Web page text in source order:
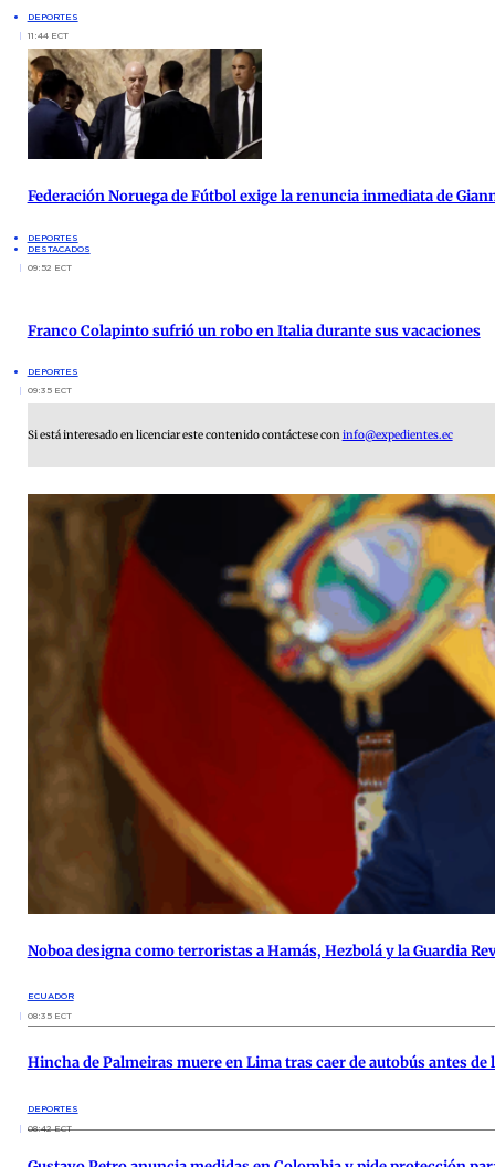
DEPORTES
11:44 ECT
Federación Noruega de Fútbol exige la renuncia inmediata de
DEPORTES
DESTACADOS
09:52 ECT
Franco Colapinto sufrió un robo en Italia durante sus vacaciones
DEPORTES
09:35 ECT
Si está interesado en licenciar este contenido contáctese coninfo@expedientes.ec
Noboa designa como terroristas a Hamás, Hezbolá y la Guardia
ECUADOR
08:35 ECT
Hincha de Palmeiras muere en Lima tras caer de autobús antes
DEPORTES
08:42 ECT